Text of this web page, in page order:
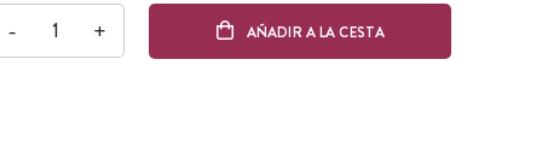
- + AÑADIR A LA CESTA